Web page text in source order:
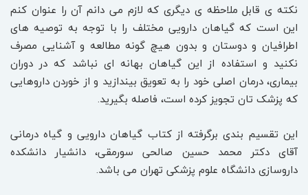
نکته ی قابل ملاحظه ی دیگری که لازم می دانم آن را عنوان کنم
این است که گیاهان دارویی مختلف را با توجه به توصیه‌ های
اطرافیان و دوستان و بدون هیچ گونه مطالعه و آشنایی مصرف
نکنید و استفاده از این گیاهان بهانه ای نباشد که در دوران
بیماری، درمان اصلی خود را به تعویق بیندازید و از خوردن داروهایی
که پزشک تان تجویز کرده است، فاصله بگیرید.
این تقسیم بندی برگرفته از کتاب گیاهان دارویی و گیاه درمانی
آقای دکتر محمد حسین صالحی سورمقی، دانشیار دانشکده
داروسازی دانشگاه علوم پزشکی تهران می باشد.